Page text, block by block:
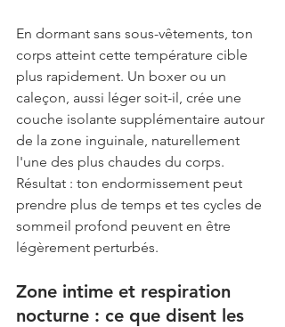
En dormant sans sous-vêtements, ton
corps atteint cette température cible
plus rapidement. Un boxer ou un
caleçon, aussi léger soit-il, crée une
couche isolante supplémentaire autour
de la zone inguinale, naturellement
l'une des plus chaudes du corps.
Résultat : ton endormissement peut
prendre plus de temps et tes cycles de
sommeil profond peuvent en être
légèrement perturbés.
Zone intime et respiration
nocturne : ce que disent les